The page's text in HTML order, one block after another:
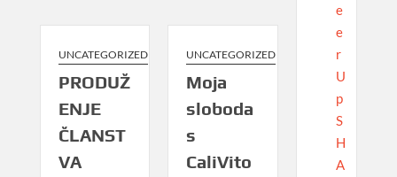
UNCATEGORIZED
PRODUŽ
ENJE
ČLANST
VA
UNCATEGORIZED
Moja
sloboda
s
CaliVito
e
e
r
U
p
S
H
A